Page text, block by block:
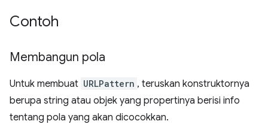
Contoh
Membangun pola
Untuk membuat URLPattern , teruskan konstruktornya
berupa string atau objek yang propertinya berisi info
tentang pola yang akan dicocokkan.